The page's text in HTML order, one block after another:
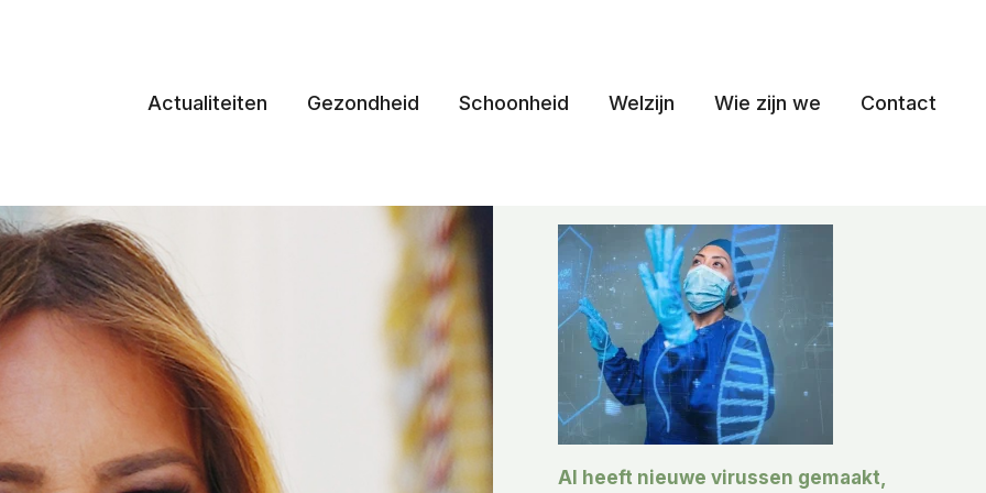
Actualiteiten Gezondheid Schoonheid Welzijn Wie zijn we Contact
AI heeft nieuwe virussen gemaakt,